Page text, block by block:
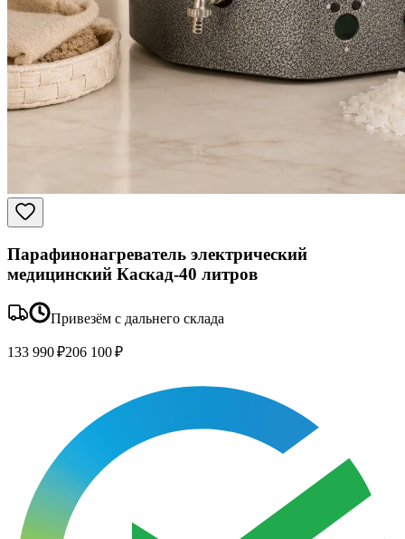
Парафинонагреватель электрический
медицинский Каскад-40 литров
Привезём с дальнего склада
133 990 ₽206 100 ₽